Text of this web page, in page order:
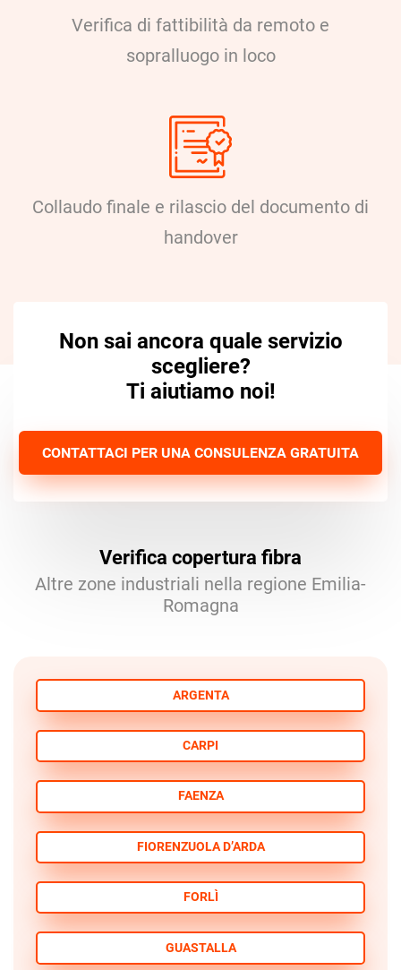
Verifica di fattibilità da remoto e
sopralluogo in loco
Collaudo finale e rilascio del documento di
handover
Non sai ancora quale servizio
scegliere?
Ti aiutiamo noi!
CONTATTACI PER UNA CONSULENZA GRATUITA
Verifica copertura fibra
Altre zone industriali nella regione Emilia-
Romagna
ARGENTA
CARPI
FAENZA
FIORENZUOLA D’ARDA
FORLÌ
GUASTALLA